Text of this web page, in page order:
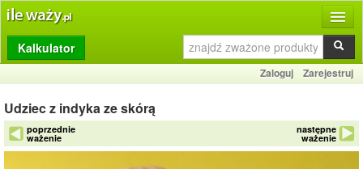
Produkty
Dziennik
Przelicznik
Porównywarka
Kalkulator
Zaloguj Zarejestruj
Udziec z indyka ze skórą
poprzednie
ważenie
następne
ważenie